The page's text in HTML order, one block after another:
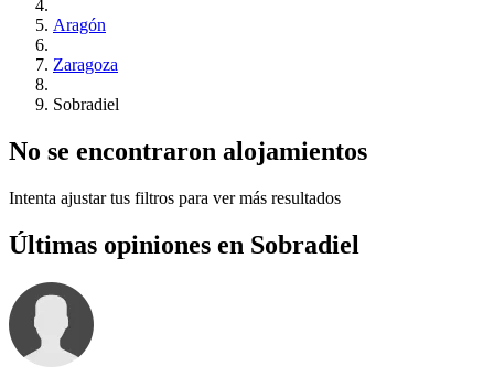
Aragón
Zaragoza
Sobradiel
No se encontraron alojamientos
Intenta ajustar tus filtros para ver más resultados
Últimas opiniones en Sobradiel